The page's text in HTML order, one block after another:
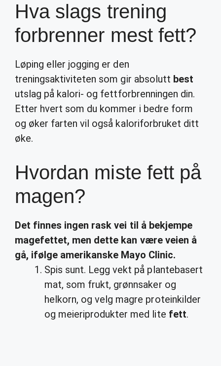
Hva slags trening
forbrenner mest fett?
Løping eller jogging er den
treningsaktiviteten som gir absolutt best
utslag på kalori- og fettforbrenningen din.
Etter hvert som du kommer i bedre form
og øker farten vil også kaloriforbruket ditt
øke.
Hvordan miste fett på
magen?
Det finnes ingen rask vei til å bekjempe
magefettet, men dette kan være veien å
gå, ifølge amerikanske Mayo Clinic.
Spis sunt. Legg vekt på plantebasert
mat, som frukt, grønnsaker og
helkorn, og velg magre proteinkilder
og meieriprodukter med lite fett.